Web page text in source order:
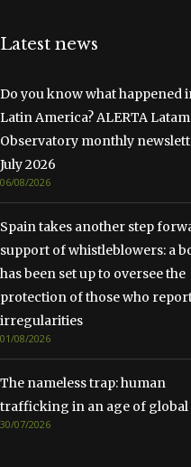
Latest news
Do you know what happened
Latin America? ALERTA Latam
Observatory monthly
July 2026
06/08/2026
Spain takes another step
support of whistleblowers: a
has been set up to oversee the
protection of those who
irregularities
01/08/2026
The nameless trap: human
trafficking in an age of
30/07/2026